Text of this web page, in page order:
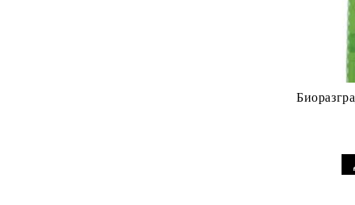
Биоразградим препарат